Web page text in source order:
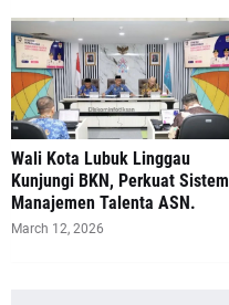
Wali Kota Lubuk Linggau
Kunjungi BKN, Perkuat Sistem
Manajemen Talenta ASN.
March 12, 2026